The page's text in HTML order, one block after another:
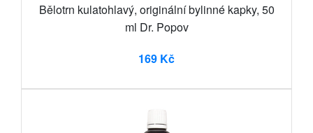
Bělotrn kulatohlavý, originální bylinné kapky, 50
ml Dr. Popov
169 Kč